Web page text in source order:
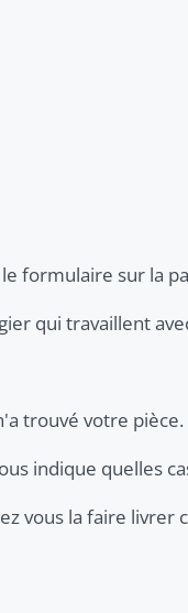
formulaire sur la
qui travaillent
trouvé votre pièce.
indique quelles
vous la faire livrer